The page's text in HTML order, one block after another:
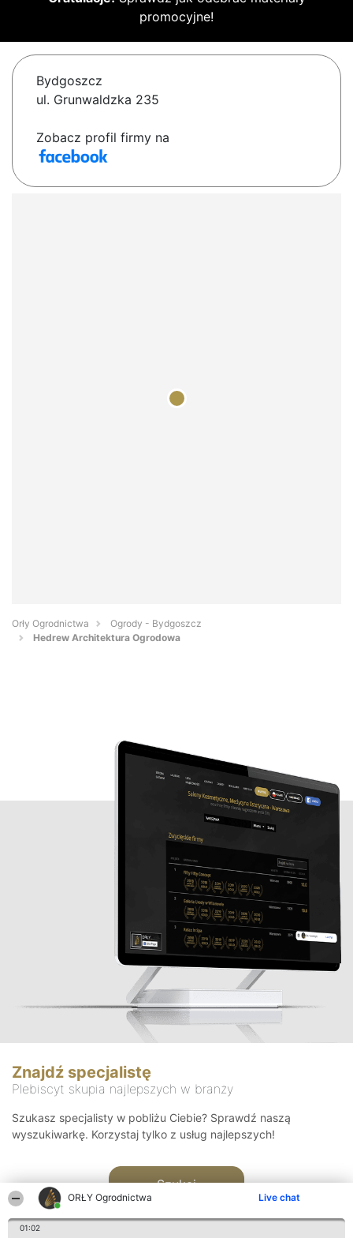
ORŁY Ogrodnictwa Live chat
01:02
promocyjne!
Bydgoszcz
ul. Grunwaldzka 235
Zobacz profil firmy na
Orły Ogrodnictwa
Ogrody - Bydgoszcz
Hedrew Architektura Ogrodowa
Znajdź specjalistę
Plebiscyt skupia najlepszych w branży
Szukasz specjalisty w pobliżu Ciebie? Sprawdź naszą
wyszukiwarkę. Korzystaj tylko z usług najlepszych!
Szukaj